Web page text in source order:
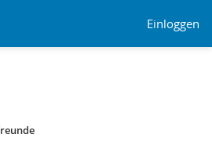
Einloggen